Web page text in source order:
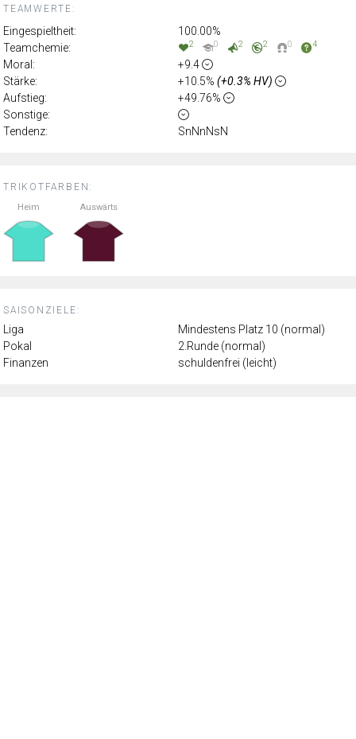
TRIKOTFARBEN:
Heim Auswärts
SAISONZIELE:
Liga
Mindestens Platz 10 (normal)
Pokal
2.Runde (normal)
Finanzen
schuldenfrei (leicht)
TEAMWERTE:
Eingespieltheit:
100.00%
Teamchemie:
2 0 2 2 0 4
Moral:
+9.4
Stärke:
+10.5% (+0.3% HV)
Aufstieg:
+49.76%
Sonstige:
Tendenz:
SnNnNsN